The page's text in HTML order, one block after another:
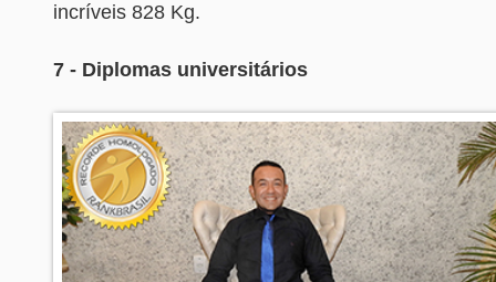
incríveis 828 Kg.
7 - Diplomas universitários